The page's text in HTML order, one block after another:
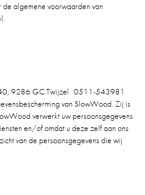
algemene voorwaarden van
9286 GC Twijzel 0511-543981
van SlowWood. Zij is
verwerkt uw persoonsgegevens
en/of omdat u deze zelf aan ons
van de persoonsgegevens die wij